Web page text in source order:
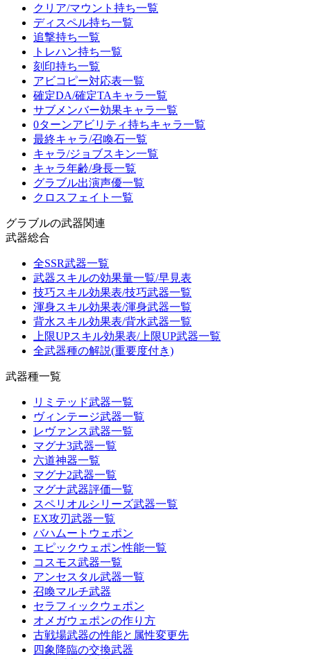
クリア/マウント持ち一覧
ディスペル持ち一覧
追撃持ち一覧
トレハン持ち一覧
刻印持ち一覧
アビコピー対応表一覧
確定DA/確定TAキャラ一覧
サブメンバー効果キャラ一覧
0ターンアビリティ持ちキャラ一覧
最終キャラ/召喚石一覧
キャラ/ジョブスキン一覧
キャラ年齢/身長一覧
グラブル出演声優一覧
クロスフェイト一覧
グラブルの武器関連
武器総合
全SSR武器一覧
武器スキルの効果量一覧/早見表
技巧スキル効果表/技巧武器一覧
渾身スキル効果表/渾身武器一覧
背水スキル効果表/背水武器一覧
上限UPスキル効果表/上限UP武器一覧
全武器種の解説(重要度付き)
武器種一覧
リミテッド武器一覧
ヴィンテージ武器一覧
レヴァンス武器一覧
マグナ3武器一覧
六道神器一覧
マグナ2武器一覧
マグナ武器評価一覧
スペリオルシリーズ武器一覧
EX攻刃武器一覧
バハムートウェポン
エピックウェポン性能一覧
コスモス武器一覧
アンセスタル武器一覧
召喚マルチ武器
セラフィックウェポン
オメガウェポンの作り方
古戦場武器の性能と属性変更先
四象降臨の交換武器